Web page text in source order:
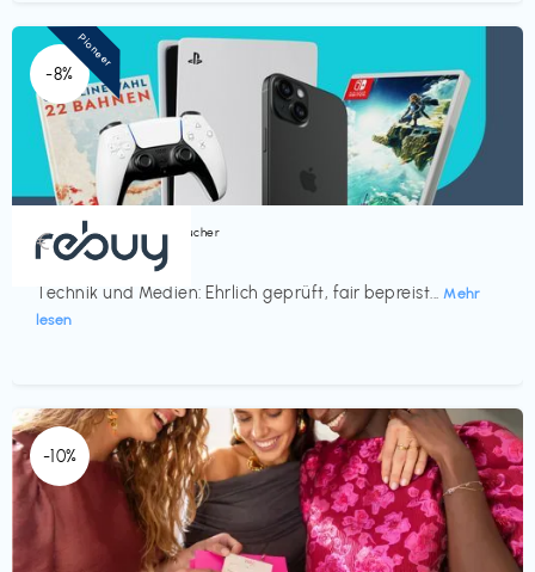
-8%
Bücher, Magazine & Hörbücher
rebuy
Technik und Medien: Ehrlich geprüft, fair bepreist... Mehr
lesen
€‎
Pioneer
-10%